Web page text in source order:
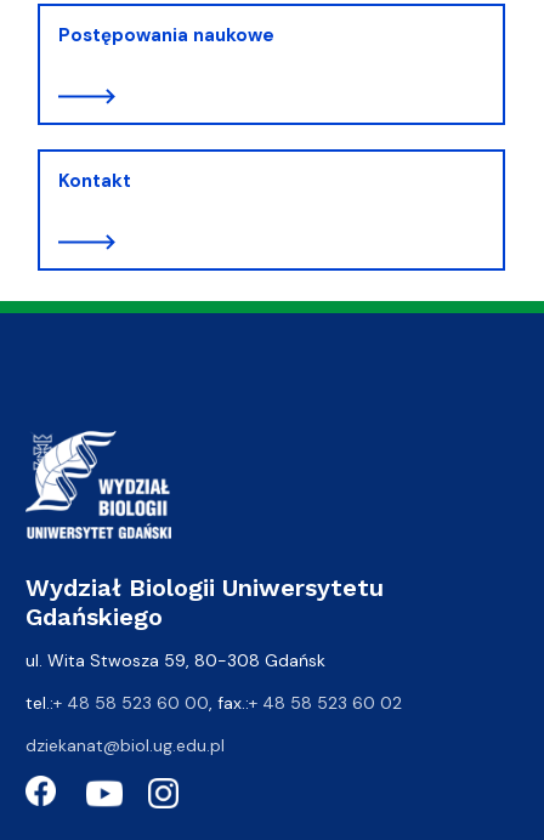
Postępowania naukowe
Kontakt
Wydział Biologii Uniwersytetu
Gdańskiego
ul. Wita Stwosza 59, 80-308 Gdańsk
tel.:+ 48 58 523 60 00, fax.:+ 48 58 523 60 02
dziekanat@biol.ug.edu.pl